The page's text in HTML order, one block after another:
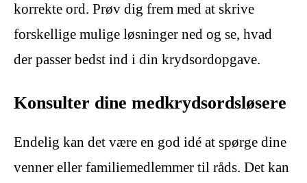
korrekte ord. Prøv dig frem med at skrive
forskellige mulige løsninger ned og se, hvad
der passer bedst ind i din krydsordopgave.
Konsulter dine medkrydsordsløsere
Endelig kan det være en god idé at spørge dine
venner eller familiemedlemmer til råds. Det kan